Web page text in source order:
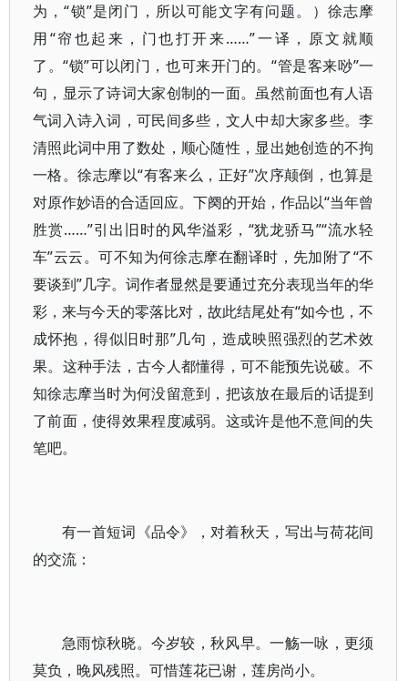
为，“锁”是闭门，所以可能文字有问题。）徐志摩
用“帘也起来，门也打开来……”一译，原文就顺
了。“锁”可以闭门，也可来开门的。“管是客来唦”一
句，显示了诗词大家创制的一面。虽然前面也有人语
气词入诗入词，可民间多些，文人中却大家多些。李
清照此词中用了数处，顺心随性，显出她创造的不拘
一格。徐志摩以“有客来么，正好”次序颠倒，也算是
对原作妙语的合适回应。下阕的开始，作品以“当年曾
胜赏……”引出旧时的风华溢彩，“犹龙骄马”“流水轻
车”云云。可不知为何徐志摩在翻译时，先加附了“不
要谈到”几字。词作者显然是要通过充分表现当年的华
彩，来与今天的零落比对，故此结尾处有“如今也，不
成怀抱，得似旧时那”几句，造成映照强烈的艺术效
果。这种手法，古今人都懂得，可不能预先说破。不
知徐志摩当时为何没留意到，把该放在最后的话提到
了前面，使得效果程度减弱。这或许是他不意间的失
笔吧。
有一首短词《品令》，对着秋天，写出与荷花间
的交流：
急雨惊秋晓。今岁较，秋风早。一觞一咏，更须
莫负，晚风残照。可惜莲花已谢，莲房尚小。